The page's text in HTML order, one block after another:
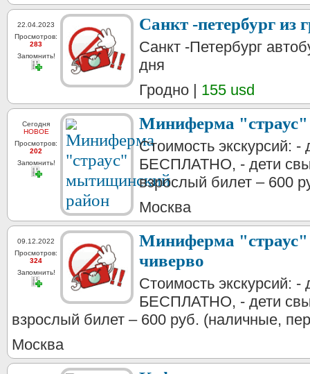
22.04.2023
Просмотров:
283
Запомнить!
Санкт -петербург из
Санкт -Петербург
дня
Гродно | 155 usd
Сегодня
НОВОЕ
Просмотров:
202
Запомнить!
Миниферма
Стоимость экскурсий: -
БЕСПЛАТНО, - дети
взрослый билет – 600
Москва
09.12.2022
Просмотров:
324
Запомнить!
Миниферма
чиверво
Стоимость экскурсий: -
БЕСПЛАТНО, - дети
взрослый билет – 600 руб. (наличные,
Москва